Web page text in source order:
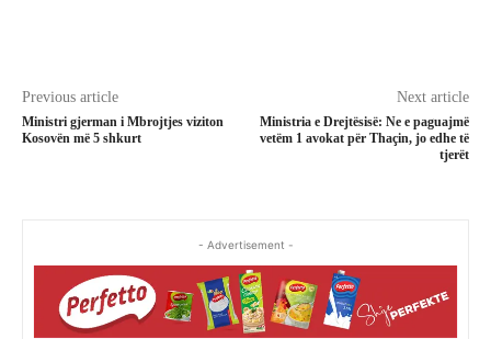
Previous article
Ministri gjerman i Mbrojtjes viziton
Kosovën më 5 shkurt
Next article
Ministria e Drejtësisë: Ne e paguajmë
vetëm 1 avokat për Thaçin, jo edhe të
tjerët
- Advertisement -